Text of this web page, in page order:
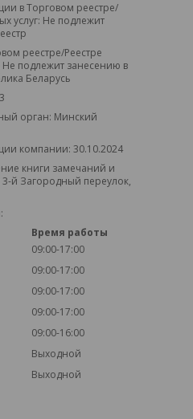
в Торговом реестре/
услуг: Не подлежит
реестре/Реестре
Не подлежит занесению в
Беларусь
орган: Минский
компании: 30.10.2024
книги замечаний и
й Загородный переулок,
Время работы
09:00-17:00
09:00-17:00
09:00-17:00
09:00-17:00
09:00-16:00
Выходной
Выходной